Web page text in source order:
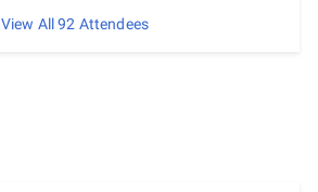
View All 92 Attendees